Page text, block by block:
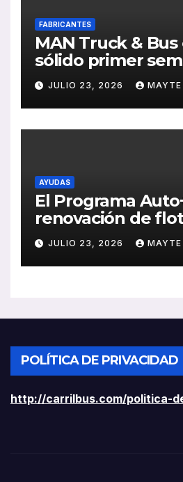
FABRICANTES
MAN Truck &
sólido primer
2026 con
ventas, pedidos y
rentabilidad
JULIO 23, 2026 MAYTE
AYUDAS
El Programa
renovación de
ayudas a
ligeros
JULIO 23, 2026 MAYTE
POLÍTICA DE PRIVACIDAD
http://carrilbus.com/politica-